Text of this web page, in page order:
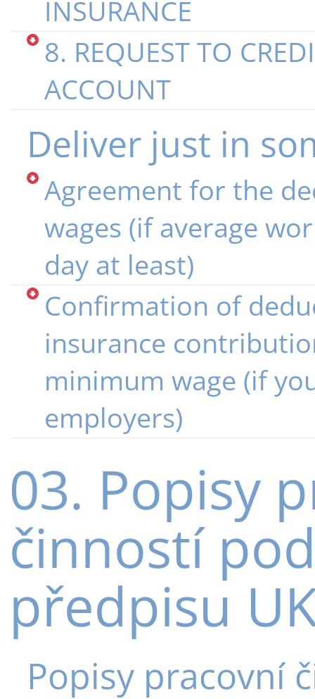
INSURANCE
8. REQUEST TO
ACCOUNT
Deliver just in
Agreement for the
wages (if average
day at least)
Confirmation of
insurance
minimum wage (if
employers)
03. Popisy
činností
předpisu
Popisy pracovní